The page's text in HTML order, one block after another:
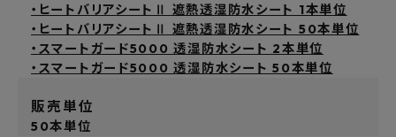
・ヒートバリアシートⅡ 遮熱透湿防水シート 1本単位
・ヒートバリアシートⅡ 遮熱透湿防水シート 50本単位
・スマートガード5000 透湿防水シート 2本単位
・スマートガード5000 透湿防水シート 50本単位
販売単位
50本単位